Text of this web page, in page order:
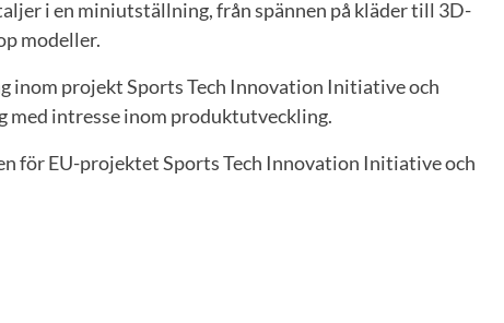
i en miniutställning, från spännen på kläder till 3D-
modeller.
inom projekt Sports Tech Innovation Initiative och
med intresse inom produktutveckling.
för EU-projektet Sports Tech Innovation Initiative och